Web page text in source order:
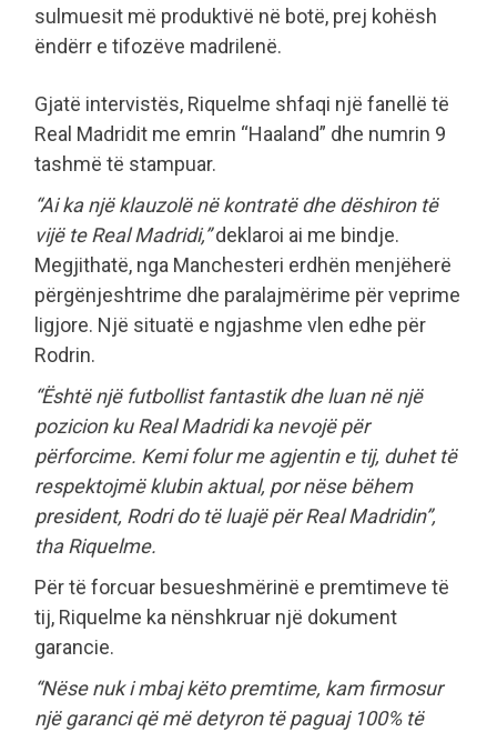
sulmuesit më produktivë në botë, prej kohësh
ëndërr e tifozëve madrilenë.
Gjatë intervistës, Riquelme shfaqi një fanellë të
Real Madridit me emrin “Haaland” dhe numrin 9
tashmë të stampuar.
“Ai ka një klauzolë në kontratë dhe dëshiron të
vijë te Real Madridi,”deklaroi ai me bindje.
Megjithatë, nga Manchesteri erdhën menjëherë
përgënjeshtrime dhe paralajmërime për veprime
ligjore. Një situatë e ngjashme vlen edhe për
Rodrin.
“Është një futbollist fantastik dhe luan në një
pozicion ku Real Madridi ka nevojë për
përforcime. Kemi folur me agjentin e tij, duhet të
respektojmë klubin aktual, por nëse bëhem
president, Rodri do të luajë për Real Madridin”,
tha Riquelme.
Për të forcuar besueshmërinë e premtimeve të
tij, Riquelme ka nënshkruar një dokument
garancie.
“Nëse nuk i mbaj këto premtime, kam firmosur
një garanci që më detyron të paguaj 100% të